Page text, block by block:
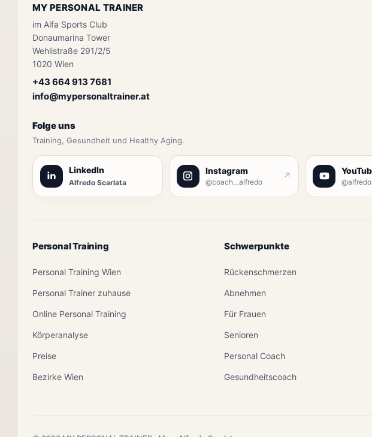
MY PERSONAL TRAINER
im Alfa Sports Club
Donaumarina Tower
Wehlistraße 291/2/5
1020 Wien
+43 664 913 7681
info@mypersonaltrainer.at
Folge uns
Training, Gesundheit und Healthy Aging.
LinkedIn
Alfredo Scarlata
Instagram
@coach__alfredo ↗
Personal Training
Personal Training Wien
Personal Trainer zuhause
Online Personal Training
Körperanalyse
Preise
Bezirke Wien
Schwerpunkte
Rückenschmerzen
Abnehmen
Für Frauen
Senioren
Personal Coach
Gesundheitscoach